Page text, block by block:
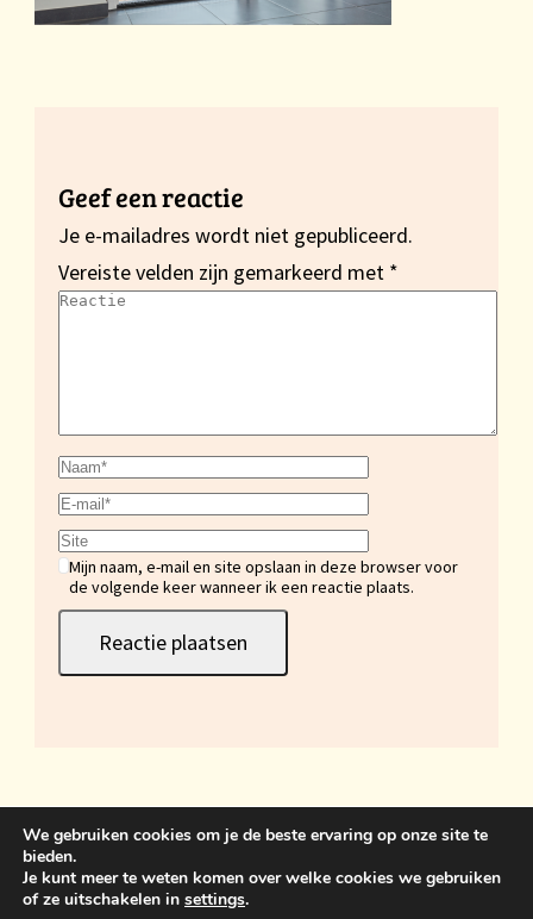
Geef een reactie
Je e-mailadres wordt niet gepubliceerd.
Vereiste velden zijn gemarkeerd met *
Mijn naam, e-mail en site opslaan in deze browser voor
de volgende keer wanneer ik een reactie plaats.
Sint Anthonisweg 3 5831 AC Boxmeer 06 19859399
bemawonen@outlook.com
We gebruiken cookies om je de beste ervaring op onze site te
bieden.
Je kunt meer te weten komen over welke cookies we gebruiken
of ze uitschakelen in settings.